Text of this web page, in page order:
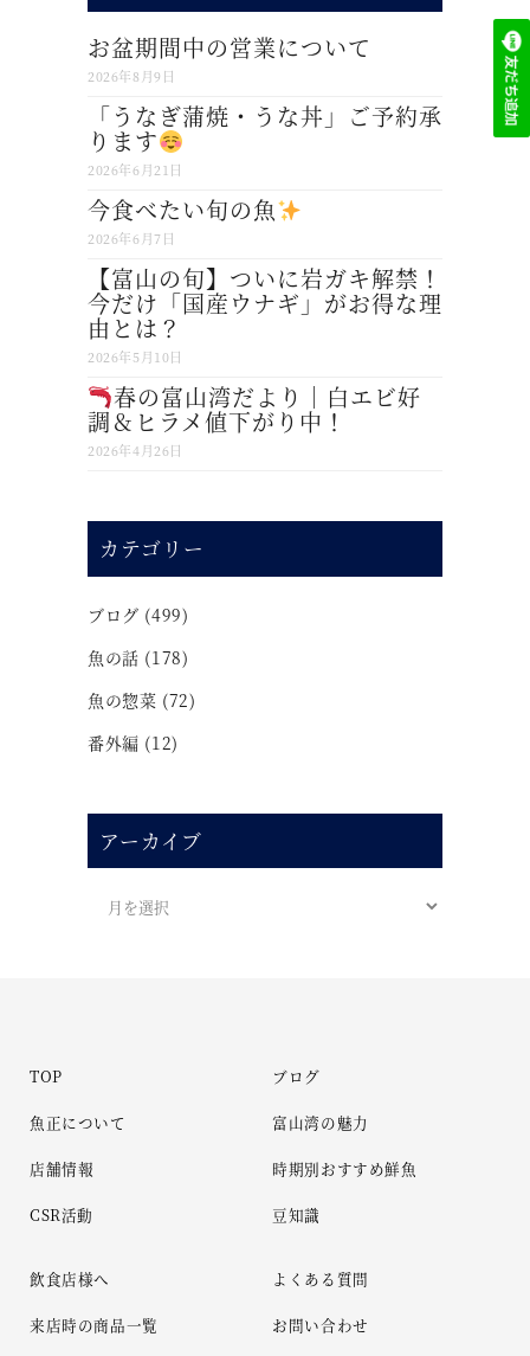
お盆期間中の営業について
2026年8月9日
「うなぎ蒲焼・うな丼」ご予約承
ります
2026年6月21日
今食べたい旬の魚
2026年6月7日
【富山の旬】ついに岩ガキ解禁！
今だけ「国産ウナギ」がお得な理
由とは？
2026年5月10日
春の富山湾だより｜白エビ好
調＆ヒラメ値下がり中！
2026年4月26日
カテゴリー
ブログ (499)
魚の話 (178)
魚の惣菜 (72)
番外編 (12)
アーカイブ
TOP
魚正について
店舗情報
CSR活動
ブログ
富山湾の魅力
時期別おすすめ鮮魚
豆知識
飲食店様へ
来店時の商品一覧
よくある質問
お問い合わせ